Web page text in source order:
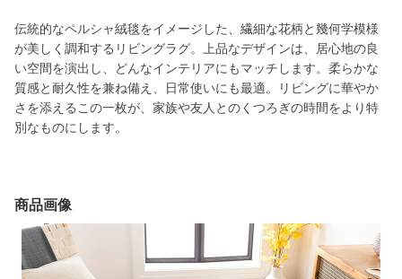
伝統的なペルシャ絨毯をイメージした、繊細な花柄と幾何学模様
が美しく調和するリビングラグ。上品なデザインは、居心地の良
い空間を演出し、どんなインテリアにもマッチします。柔らかな
質感と耐久性を兼ね備え、日常使いにも最適。リビングに華やか
さを添えるこの一枚が、家族や友人とのくつろぎの時間をより特
別なものにします。
商品画像